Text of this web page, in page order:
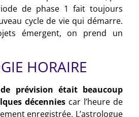
de phase 1 fait toujours
cycle de vie qui démarre.
émergent, on prend un
HORAIRE
prévision était beaucoup
décenniescar l’heure de
enregistrée. L’astrologue